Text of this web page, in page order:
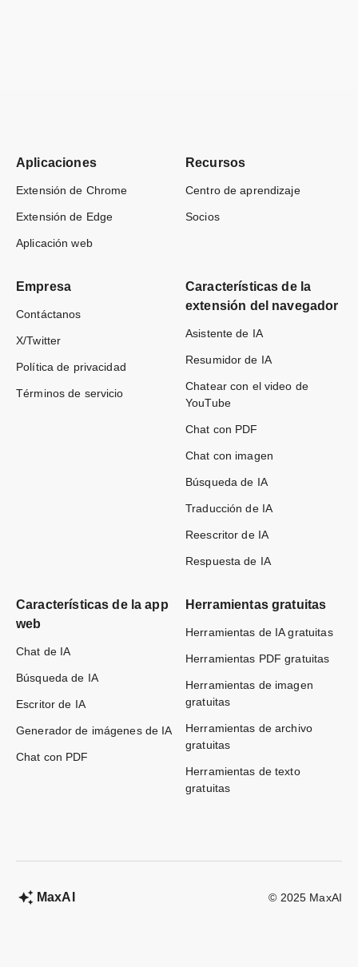
Aplicaciones
Extensión de Chrome
Extensión de Edge
Aplicación web
Recursos
Centro de aprendizaje
Socios
Empresa
Contáctanos
X/Twitter
Política de privacidad
Términos de servicio
Características de la
extensión del navegador
Asistente de IA
Resumidor de IA
Chatear con el video de
YouTube
Chat con PDF
Chat con imagen
Búsqueda de IA
Traducción de IA
Reescritor de IA
Respuesta de IA
Características de la app
web
Chat de IA
Búsqueda de IA
Escritor de IA
Generador de imágenes de IA
Chat con PDF
Herramientas gratuitas
Herramientas de IA gratuitas
Herramientas PDF gratuitas
Herramientas de imagen
gratuitas
Herramientas de archivo
gratuitas
Herramientas de texto
gratuitas
MaxAI © 2025 MaxAI